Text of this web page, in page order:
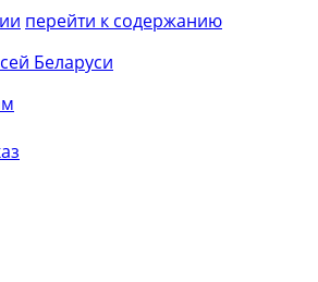
перейти к содержанию
Беларуси